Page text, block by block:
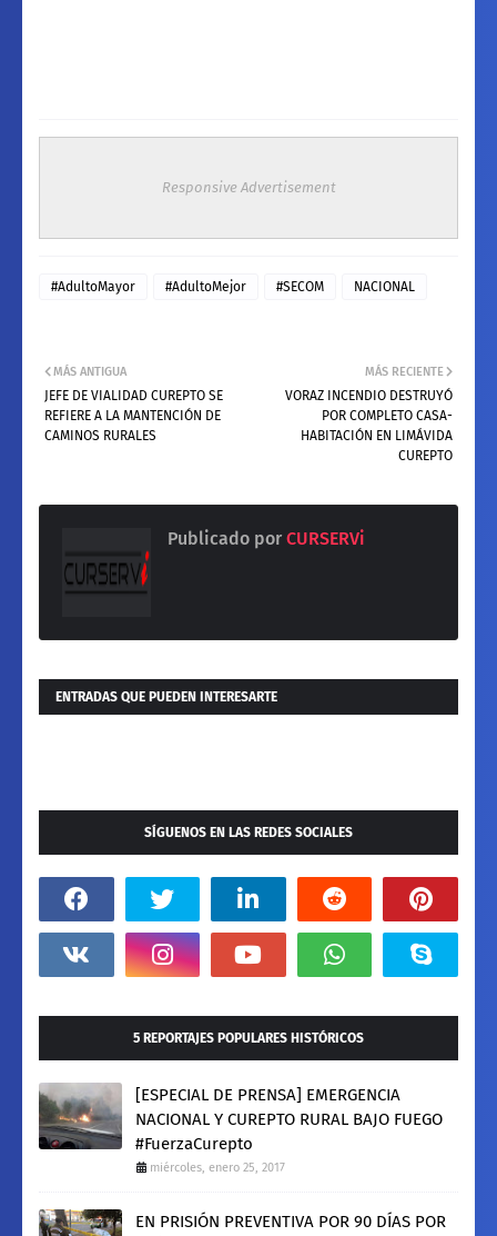
Responsive Advertisement
#AdultoMayor #AdultoMejor #SECOM NACIONAL
MÁS RECIENTE
VORAZ INCENDIO DESTRUYÓ
POR COMPLETO CASA-
HABITACIÓN EN LIMÁVIDA
CUREPTO
MÁS ANTIGUA
JEFE DE VIALIDAD CUREPTO SE
REFIERE A LA MANTENCIÓN DE
CAMINOS RURALES
Publicado por CURSERVi
ENTRADAS QUE PUEDEN INTERESARTE
SÍGUENOS EN LAS REDES SOCIALES
5 REPORTAJES POPULARES HISTÓRICOS
[ESPECIAL DE PRENSA] EMERGENCIA
NACIONAL Y CUREPTO RURAL BAJO FUEGO
#FuerzaCurepto
miércoles, enero 25, 2017
EN PRISIÓN PREVENTIVA POR 90 DÍAS POR